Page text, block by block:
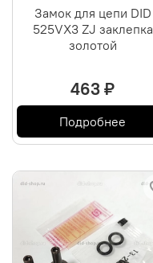
Замок для цепи DID
525VX3 ZJ заклепка
золотой
463 ₽
Подробнее